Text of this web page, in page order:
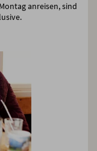
anreisen, sind